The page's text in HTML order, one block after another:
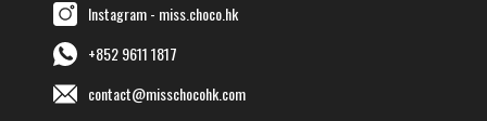
Instagram - miss.choco.hk
+852 9611 1817
contact@misschocohk.com